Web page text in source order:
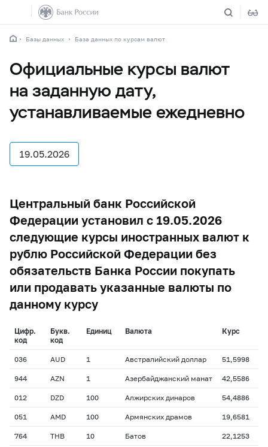
Базы данных База данных по курсам валют
Официальные курсы валют
на заданную дату,
устанавливаемые ежедневно
19.05.2026
Центральный банк Российской
Федерации установил с 19.05.2026
следующие курсы иностранных валют к
рублю Российской Федерации без
обязательств Банка России покупать
или продавать указанные валюты по
данному курсу
Цифр.
код
Букв.
код
Единиц Валюта Курс
036 AUD 1 Австралийский доллар 51,5998
944 AZN 1 Азербайджанский манат 42,5586
012 DZD 100 Алжирских динаров 54,4886
051 AMD 100 Армянских драмов 19,6581
764 THB 10 Батов 22,1253